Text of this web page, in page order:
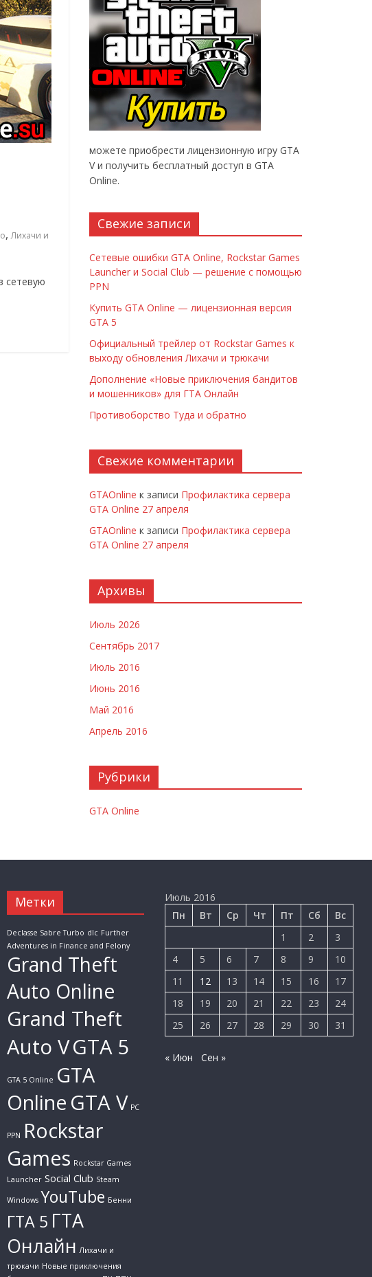
,Лихачи и
сетевую
можете приобрести лицензионную игру GTA
V и получить бесплатный доступ в GTA
Online.
Свежие записи
Сетевые ошибки GTA Online, Rockstar Games
Launcher и Social Club — решение с помощью
PPN
Купить GTA Online — лицензионная версия
GTA 5
Официальный трейлер от Rockstar Games к
выходу обновления Лихачи и трюкачи
Дополнение «Новые приключения бандитов
и мошенников» для ГТА Онлайн
Противоборство Туда и обратно
Свежие комментарии
GTAOnline к записи Профилактика сервера
GTA Online 27 апреля
GTAOnline к записи Профилактика сервера
GTA Online 27 апреля
Архивы
Июль 2026
Сентябрь 2017
Июль 2016
Июнь 2016
Май 2016
Апрель 2016
Рубрики
GTA Online
Метки
Declasse Sabre Turbo dlc Further
Adventures in Finance and Felony
Grand Theft
Auto Online
Grand Theft
Auto VGTA 5
GTA 5 Online GTA
Online GTA V PC
PPN Rockstar
Games Rockstar Games
Launcher Social Club Steam
Windows YouTube Бенни
ГТА 5 ГТА
Онлайн Лихачи и
трюкачи Новые приключения
Июль 2016
Пн
Вт Ср Чт Пт Сб
Вс
1
2
3
4
5 6 7 8 9
10
11
12 13 14 15 16
17
18
19 20 21 22 23
24
25
26 27 28 29 30 31
« Июн Сен »